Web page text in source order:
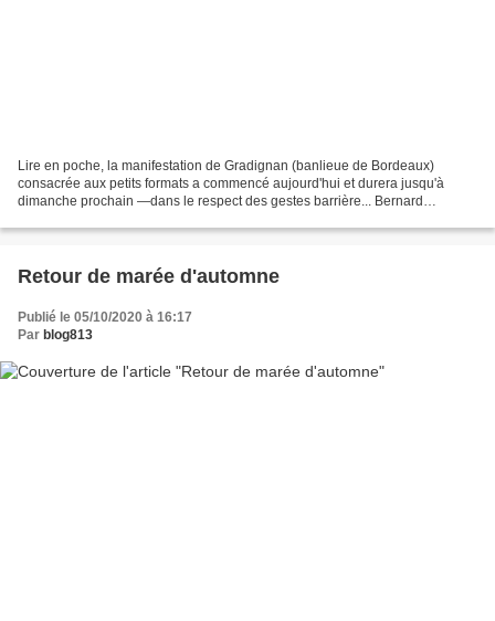
Lire en poche, la manifestation de Gradignan (banlieue de Bordeaux)
consacrée aux petits formats a commencé aujourd'hui et durera jusqu'à
dimanche prochain —dans le respect des gestes barrière... Bernard
Retour de marée d'automne
Publié le 05/10/2020 à 16:17
Par blog813